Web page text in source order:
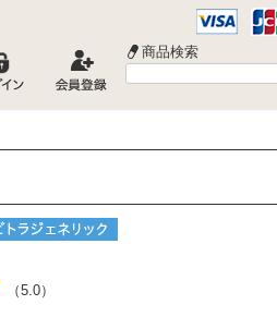
商品検索
（5.0）